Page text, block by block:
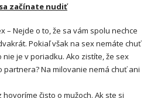
začínate nudiť
– Nejde o to, že sa vám spolu nechce
Pokiaľ však na sex nemáte chuť
je v poriadku. Ako zistíte, že sex
Na milovanie nemá chuť ani
hovoríme čisto o mužoch. Ak ste si